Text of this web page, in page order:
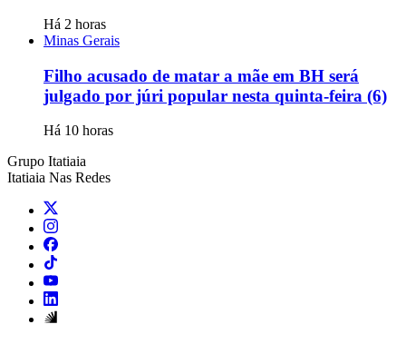
Há 2 horas
Minas Gerais
Filho acusado de matar a mãe em BH será
julgado por júri popular nesta quinta-feira (6)
Há 10 horas
Grupo Itatiaia
Itatiaia Nas Redes